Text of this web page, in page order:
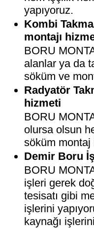
yapıyoruz.
Kombi
montajı
BORU
alanlar ya da
söküm ve
Radyatör
hizmeti
BORU
olursa olsun
söküm montaj
Demir Boru
BORU
işleri gerek
tesisatı gibi
işlerini
kaynağı